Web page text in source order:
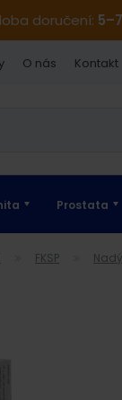
doručení:
O nás Kontakt
Prostata
FKSP